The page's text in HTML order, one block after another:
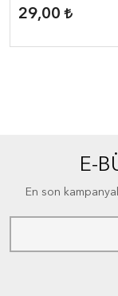
29,00
E-
En son